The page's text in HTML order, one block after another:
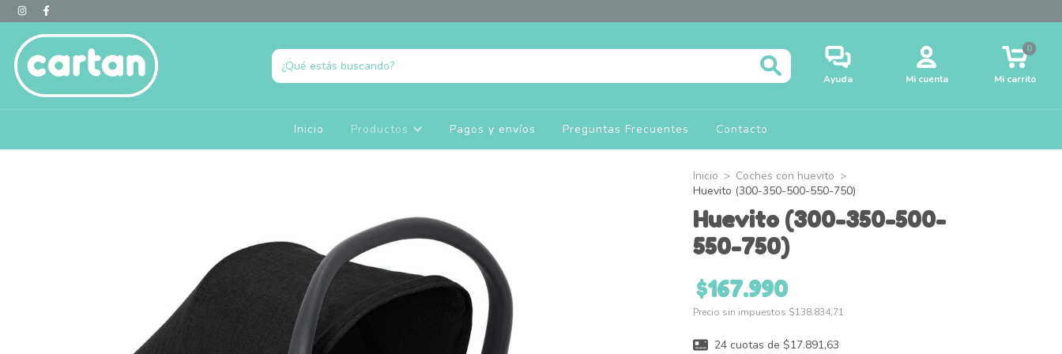
Ayuda Mi cuenta Mi carrito
0
Inicio Productos Pagos y envíos Preguntas Frecuentes Contacto
Inicio > Coches con huevito >
Huevito (300-350-500-550-750)
Huevito (300-350-500-
550-750)
$167.990
Precio sin impuestos $138.834,71
24 cuotas de $17.891,63